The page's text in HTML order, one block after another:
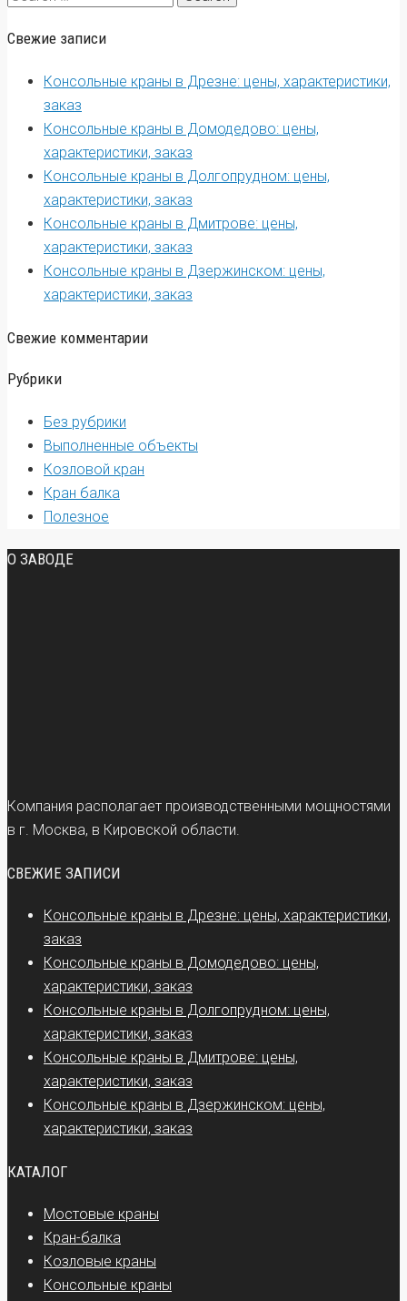
Свежие записи
Консольные краны в Дрезне: цены, характеристики,
заказ
Консольные краны в Домодедово: цены,
характеристики, заказ
Консольные краны в Долгопрудном: цены,
характеристики, заказ
Консольные краны в Дмитрове: цены,
характеристики, заказ
Консольные краны в Дзержинском: цены,
характеристики, заказ
Свежие комментарии
Рубрики
Без рубрики
Выполненные объекты
Козловой кран
Кран балка
Полезное
О ЗАВОДЕ
Компания располагает производственными мощностями
в г. Москва, в Кировской области.
СВЕЖИЕ ЗАПИСИ
Консольные краны в Дрезне: цены, характеристики,
заказ
Консольные краны в Домодедово: цены,
характеристики, заказ
Консольные краны в Долгопрудном: цены,
характеристики, заказ
Консольные краны в Дмитрове: цены,
характеристики, заказ
Консольные краны в Дзержинском: цены,
характеристики, заказ
КАТАЛОГ
Мостовые краны
Кран-балка
Козловые краны
Консольные краны